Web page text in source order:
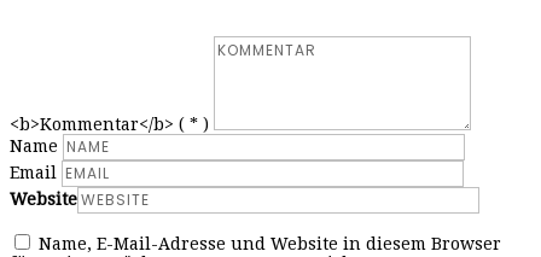
<b>Kommentar</b> ( * )
Name
Email
Website
Name, E-Mail-Adresse und Website in diesem Browser